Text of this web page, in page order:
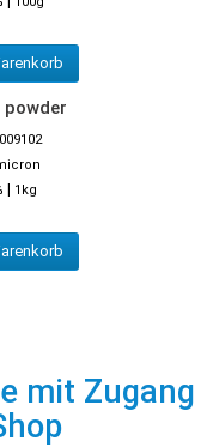
powder
| 1kg
mit Zugang